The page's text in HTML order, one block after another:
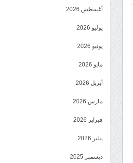
أغسطس 2026
يوليو 2026
يونيو 2026
مايو 2026
أبريل 2026
مارس 2026
فبراير 2026
يناير 2026
ديسمبر 2025